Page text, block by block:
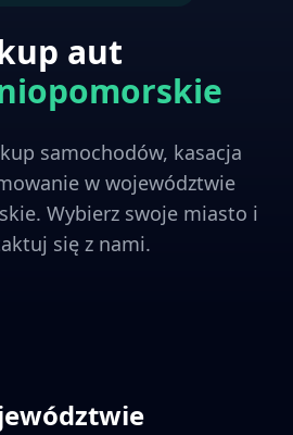
aut
samochodów, kasacja
w województwie
. Wybierz swoje miasto i
się z nami.